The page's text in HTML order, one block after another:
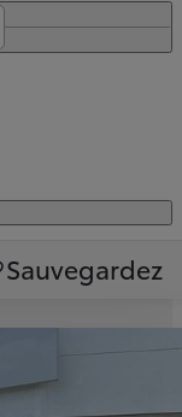
Sauvegardez